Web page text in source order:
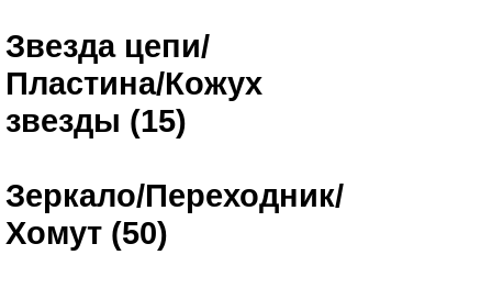
Звезда цепи/
Пластина/Кожух
звезды (15)
Зеркало/Переходник/
Хомут (50)